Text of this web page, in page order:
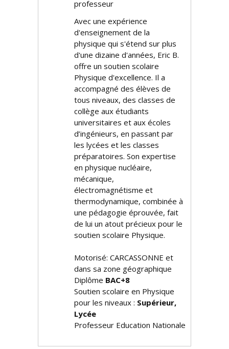
professeur
Avec une expérience
d'enseignement de la
physique qui s'étend sur plus
d'une dizaine d'années, Eric B.
offre un soutien scolaire
Physique d'excellence. Il a
accompagné des élèves de
tous niveaux, des classes de
collège aux étudiants
universitaires et aux écoles
d’ingénieurs, en passant par
les lycées et les classes
préparatoires. Son expertise
en physique nucléaire,
mécanique,
électromagnétisme et
thermodynamique, combinée à
une pédagogie éprouvée, fait
de lui un atout précieux pour le
soutien scolaire Physique.
Motorisé: CARCASSONNE et
dans sa zone géographique
Diplôme BAC+8
Soutien scolaire en Physique
pour les niveaux : Supérieur,
Lycée
Professeur Education Nationale